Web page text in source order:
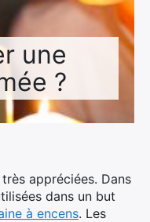
une
?
appréciées. Dans
dans un but
à encens. Les